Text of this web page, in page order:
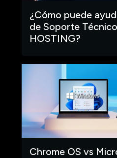
¿Cómo puede
de Soporte
HOSTING?
Chrome OS vs